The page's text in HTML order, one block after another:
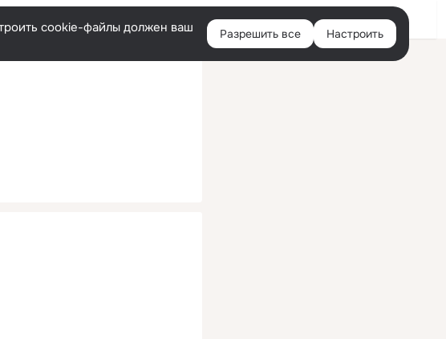
Русский Войти
cookie-файлы должен ваш
Разрешить все Настроить